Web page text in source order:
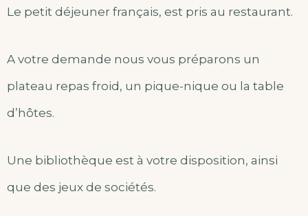
Le petit déjeuner français, est pris au restaurant.
A votre demande nous vous préparons un
plateau repas froid, un pique-nique ou la table
d’hôtes.
Une bibliothèque est à votre disposition, ainsi
que des jeux de sociétés.